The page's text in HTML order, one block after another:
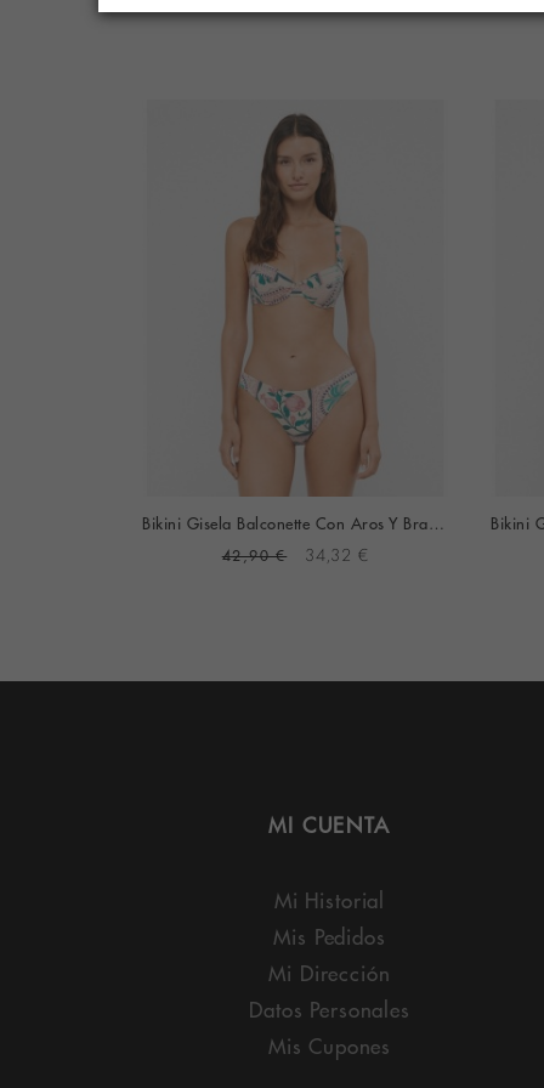
Bikini Gisela Balconette Con Aros Y Braguita Bikini Estampado Mosaico Tropical
42,90 € 34,32 €
MI CUENTA
Mi Historial
Mis Pedidos
Mi Dirección
Datos Personales
Mis Cupones